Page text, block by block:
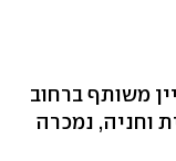
משותף ברחוב
ללא מעלית וחניה, נמכרה